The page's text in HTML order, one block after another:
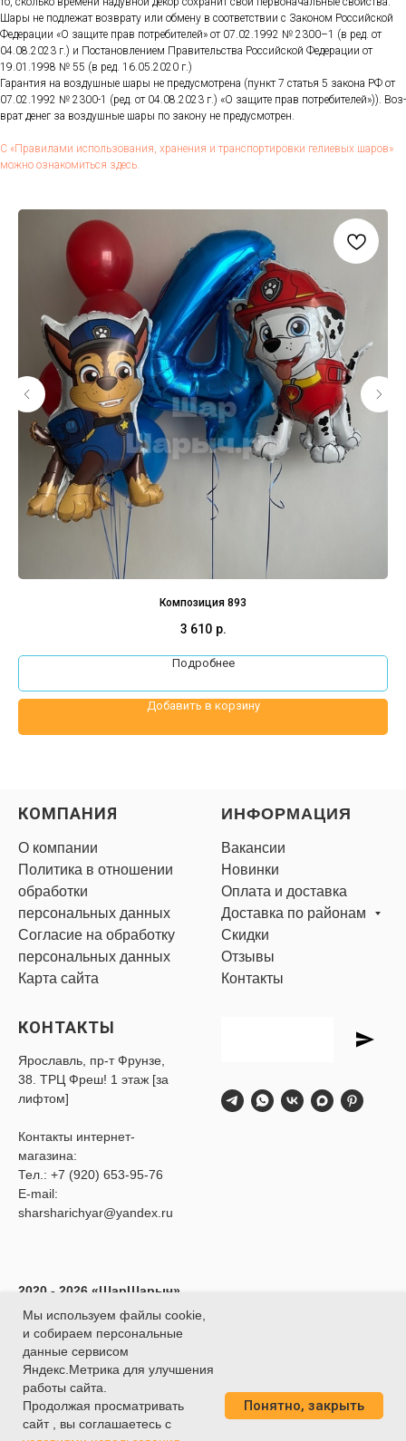
Ша­ры не под­ле­жат воз­вра­ту или об­ме­ну в со­от­ветс­твии с За­коном Рос­сий­ской
Фе­дера­ции «О за­щите прав пот­ре­бите­лей» от 07.02.1992 № 2300–1 (в ред. от
04.08.2023 г.) и Пос­та­нов­ле­ни­ем Пра­витель­ства Рос­сий­ской Фе­дера­ции от
19.01.1998 № 55 (в ред. 16.05.2020 г.)
Га­ран­тия на воз­душные ша­ры не пре­дус­мотре­на (пункт 7 статья 5 за­кона РФ от
07.02.1992 № 2300-1 (ред. от 04.08.2023 г.) «О за­щите прав пот­ре­бите­лей»)). Воз­
врат де­нег за воз­душные ша­ры по за­кону не пре­дус­мотрен.
С «Пра­вила­ми ис­поль­зо­вания, хра­нения и тран­спор­ти­ров­ки ге­ли­евых ша­ров»
мож­но оз­на­комить­ся здесь.
Композиция 893
3 610 р.
Подробнее
Добавить в корзину
КОМПАНИЯ
О компании
Политика в отношении
обработки
персональных данных
Согласие на обработку
персональных данных
Карта сайта
ИНФОРМАЦИЯ
Вакансии
Новинки
Оплата и доставка
Доставка по районам
Скидки
Отзывы
Контакты
КОНТАКТЫ
Ярославль, пр-т Фрунзе,
38. ТРЦ Фреш! 1 этаж [за
лифтом]
Контакты интернет-
магазина:
Тел.: +7 (920) 653-95-76
E-mail:
sharsharichyar@yandex.ru
2020 - 2026 «ШарШарыч»
- Доставка воздушных
шаров в Ярославле.
ИП Глибина Ксения
Юрьевна
ИНН 760414438188
ОГРНИП 320762700039451
Мы используем файлы cookie,
и собираем персональные
данные сервисом
Яндекс.Метрика для улучшения
работы сайта.
Продолжая просматривать
сайт , вы соглашаетесь с
Понятно, закрыть